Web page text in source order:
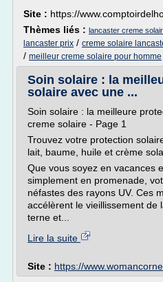
Site : https://
Thèmes liés : lancaster creme
lancaster prix / creme solaire
/ meilleur creme solaire pour homme
Soin solaire : la
solaire avec une ...
Soin solaire : la meilleure
creme solaire - Page 1
Trouvez votre protection
lait, baume, huile et crème
Que vous soyez en vacances
simplement en promenade,
néfastes des rayons UV. Ces
accélèrent le vieillissement de
terne et...
Lire la suite
Site : https://